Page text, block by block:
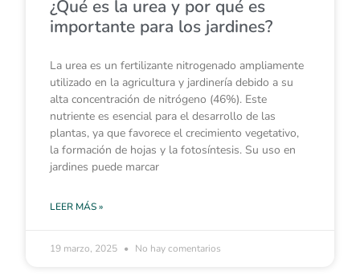
¿Qué es la urea y por qué es
importante para los jardines?
La urea es un fertilizante nitrogenado ampliamente
utilizado en la agricultura y jardinería debido a su
alta concentración de nitrógeno (46%). Este
nutriente es esencial para el desarrollo de las
plantas, ya que favorece el crecimiento vegetativo,
la formación de hojas y la fotosíntesis. Su uso en
jardines puede marcar
LEER MÁS »
19 marzo, 2025 No hay comentarios